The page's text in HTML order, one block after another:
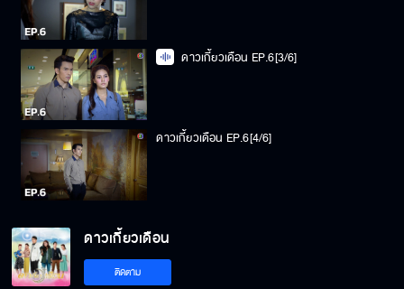
ดาวเกี้ยวเดือน EP.6[3/6]
ดาวเกี้ยวเดือน EP.6[4/6]
ดาวเกี้ยวเดือน
ติดตาม